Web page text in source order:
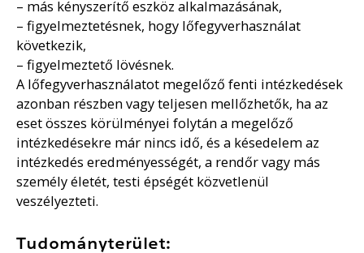
– más kényszerítő eszköz alkalmazásának,
– figyelmeztetésnek, hogy lőfegyverhasználat
következik,
– figyelmeztető lövésnek.
A lőfegyverhasználatot megelőző fenti intézkedések
azonban részben vagy teljesen mellőzhetők, ha az
eset összes körülményei folytán a megelőző
intézkedésekre már nincs idő, és a késedelem az
intézkedés eredményességét, a rendőr vagy más
személy életét, testi épségét közvetlenül
veszélyezteti.
Tudományterület: